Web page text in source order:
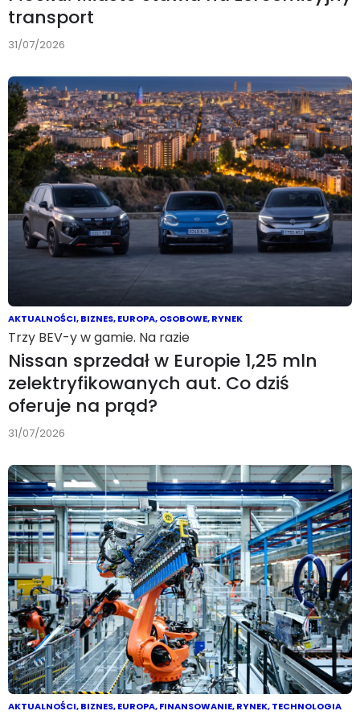
transport
31/07/2026
AKTUALNOŚCI,BIZNES,EUROPA,OSOBOWE,RYNEK
Trzy BEV-y w gamie. Na razie
Nissan sprzedał w Europie 1,25 mln
zelektryfikowanych aut. Co dziś
oferuje na prąd?
31/07/2026
AKTUALNOŚCI,BIZNES,EUROPA,FINANSOWANIE,RYNEK,TECHNOLOGIA